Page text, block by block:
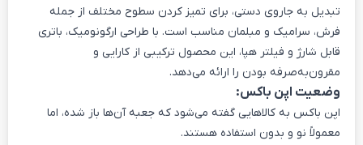
تبدیل به جاروی دستی، برای تمیز کردن سطوح مختلف از جمله
فرش، سرامیک و مبلمان مناسب است. با طراحی ارگونومیک، باتری
قابل شارژ و فیلتر هپا، این محصول ترکیبی از کارایی و
مقرون‌به‌صرفه بودن را ارائه می‌دهد.
وضعیت اپن باکس:
اپن باکس به کالاهایی گفته می‌شود که جعبه آن‌ها باز شده، اما
معمولاً نو و بدون استفاده هستند.